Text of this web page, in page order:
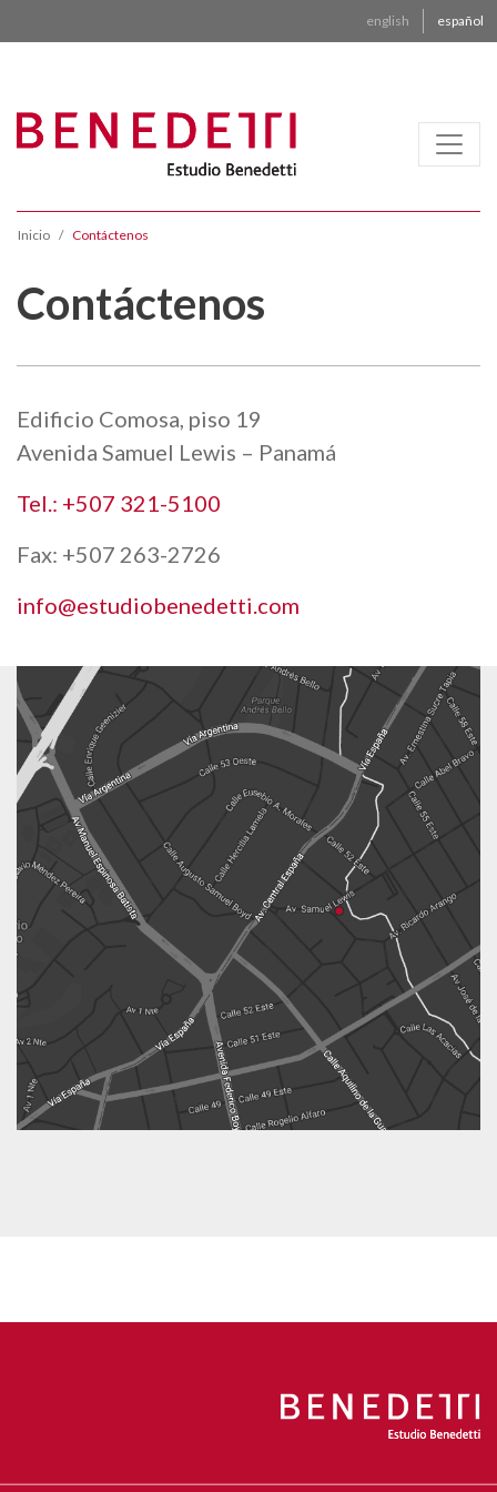
english español
Inicio Contáctenos
Contáctenos
Edificio Comosa, piso 19
Avenida Samuel Lewis – Panamá
Tel.: +507 321-5100
Fax: +507 263-2726
info@estudiobenedetti.com